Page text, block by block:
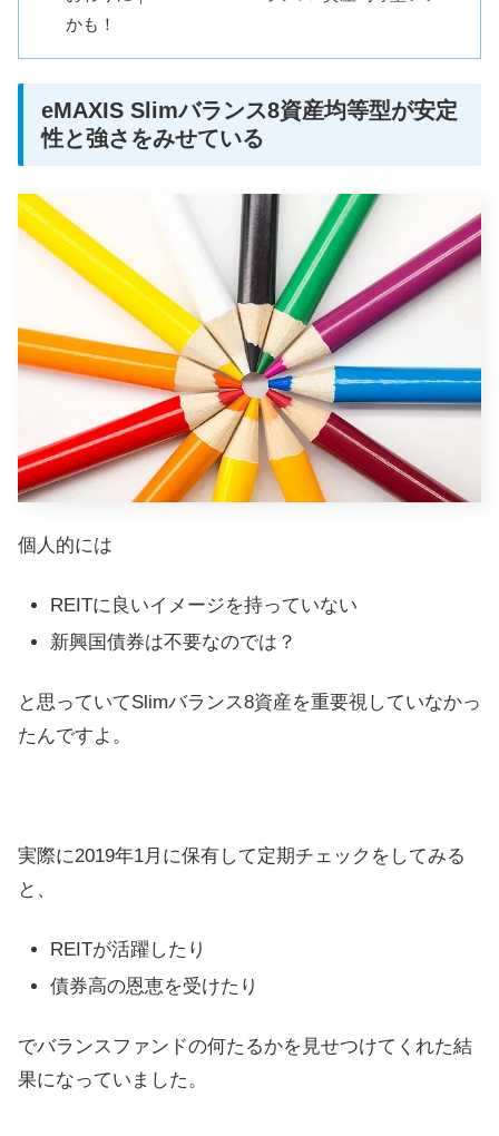
かも！
eMAXIS Slimバランス8資産均等型が安定
性と強さをみせている
個人的には
REITに良いイメージを持っていない
新興国債券は不要なのでは？
と思っていてSlimバランス8資産を重要視していなかっ
たんですよ。
実際に2019年1月に保有して定期チェックをしてみる
と、
REITが活躍したり
債券高の恩恵を受けたり
でバランスファンドの何たるかを見せつけてくれた結
果になっていました。